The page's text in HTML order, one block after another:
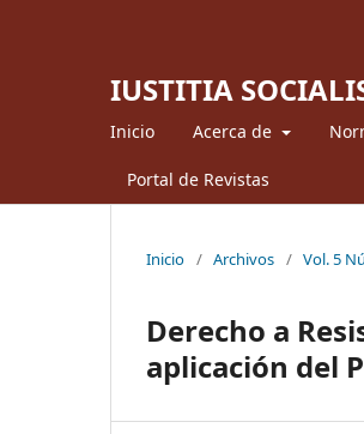
IUSTITIA
Inicio Acerca de
Portal de Revistas
Inicio / Archivos / Vol. 5
Derecho a
aplicación del